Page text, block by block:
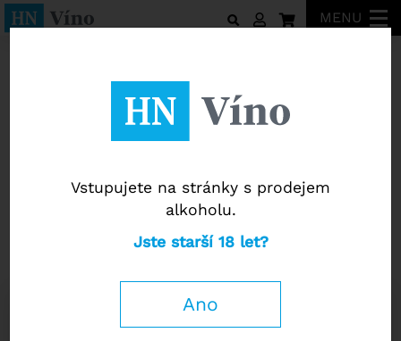
MENU
Soave "Il Selese" DOC 2024
Vstupujete na stránky s prodejem
alkoholu.
Jste starší 18 let?
Ano